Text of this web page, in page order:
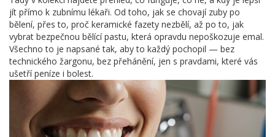
jít přímo k zubnímu lékaři. Od toho, jak se chovají zuby po
bělení, přes to, proč keramické fazety nezbělí, až po to, jak
vybrat bezpečnou bělící pastu, která opravdu nepoškozuje emal.
Všechno to je napsané tak, aby to každý pochopil — bez
technického žargonu, bez přehánění, jen s pravdami, které vás
ušetří peníze i bolest.